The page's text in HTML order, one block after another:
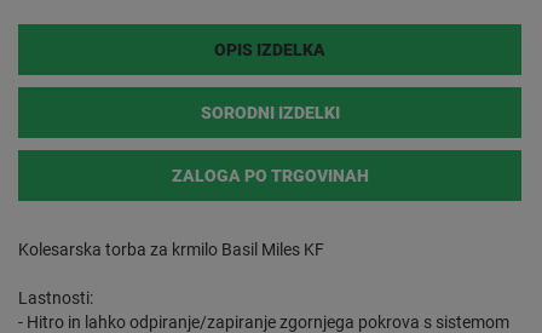
OPIS IZDELKA
SORODNI IZDELKI
ZALOGA PO TRGOVINAH
Kolesarska torba za krmilo Basil Miles KF
Lastnosti:
- Hitro in lahko odpiranje/zapiranje zgornjega pokrova s sistemom